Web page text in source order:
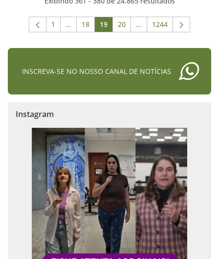
Página
1 ...Páginas intermediárias Usar ABA para
Página
18 Página
19 Página
20 ...Páginas intermediárias
Página
1244
INSCREVA-SE NO NOSSO CANAL DE NOTÍCIAS
Instagram